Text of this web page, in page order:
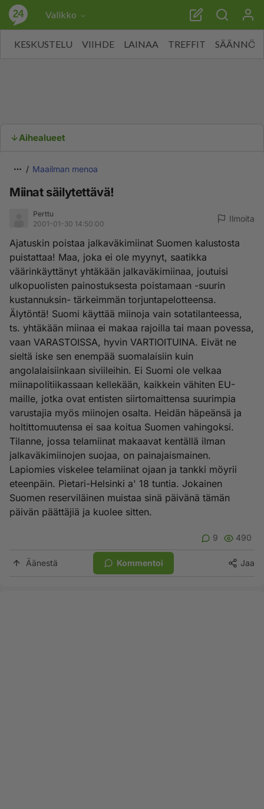
Valikko
KESKUSTELU VIIHDE LAINAA TREFFIT SÄÄNNÖT
Aihealueet
Maailman menoa
Miinat säilytettävä!
Perttu
2001-01-30 14:50:00
Ilmoita
Ajatuskin poistaa jalkaväkimiinat Suomen kalustosta
puistattaa! Maa, joka ei ole myynyt, saatikka
väärinkäyttänyt yhtäkään jalkaväkimiinaa, joutuisi
ulkopuolisten painostuksesta poistamaan -suurin
kustannuksin- tärkeimmän torjuntapelotteensa.
Älytöntä! Suomi käyttää miinoja vain sotatilanteessa,
ts. yhtäkään miinaa ei makaa rajoilla tai maan povessa,
vaan VARASTOISSA, hyvin VARTIOITUINA. Eivät ne
sieltä iske sen enempää suomalaisiin kuin
angolalaisiinkaan siviileihin. Ei Suomi ole velkaa
miinapolitiikassaan kellekään, kaikkein vähiten EU-
maille, jotka ovat entisten siirtomaittensa suurimpia
varustajia myös miinojen osalta. Heidän häpeänsä ja
holtittomuutensa ei saa koitua Suomen vahingoksi.
Tilanne, jossa telamiinat makaavat kentällä ilman
jalkaväkimiinojen suojaa, on painajaismainen.
Lapiomies viskelee telamiinat ojaan ja tankki möyrii
eteenpäin. Pietari-Helsinki a' 18 tuntia. Jokainen
Suomen reserviläinen muistaa sinä päivänä tämän
päivän päättäjiä ja kuolee sitten.
9 490
Äänestä Kommentoi Jaa